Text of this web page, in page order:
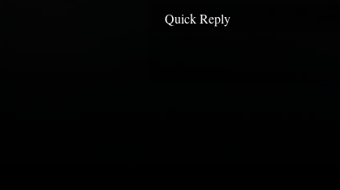
Quick Reply